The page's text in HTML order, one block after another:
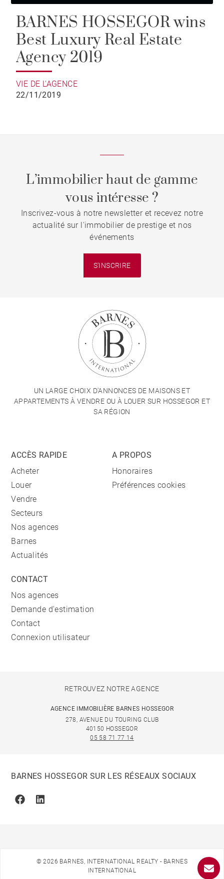
BARNES HOSSEGOR wins
Best Luxury Real Estate
Agency 2019
VIE DE L'AGENCE
22/11/2019
L’immobilier haut de gamme
vous intéresse ?
Inscrivez-vous à notre newsletter et recevez notre
actualité sur l'immobilier de prestige et nos
événements
S'INSCRIRE
UN LARGE CHOIX D'ANNONCES DE MAISONS ET
APPARTEMENTS À VENDRE OU À LOUER SUR HOSSEGOR ET
SA RÉGION
ACCÈS RAPIDE
Acheter
Louer
Vendre
Secteurs
Nos agences
Barnes
Actualités
A PROPOS
Honoraires
Préférences cookies
CONTACT
Nos agences
Demande d'estimation
Contact
Connexion utilisateur
RETROUVEZ NOTRE AGENCE
AGENCE IMMOBILIÈRE BARNES HOSSEGOR
278, AVENUE DU TOURING CLUB
40150 HOSSEGOR
05 58 71 77 14
BARNES HOSSEGOR SUR LES RÉSEAUX SOCIAUX
FacebookLinkedin
© 2026 BARNES, INTERNATIONAL REALTY - BARNES
INTERNATIONAL